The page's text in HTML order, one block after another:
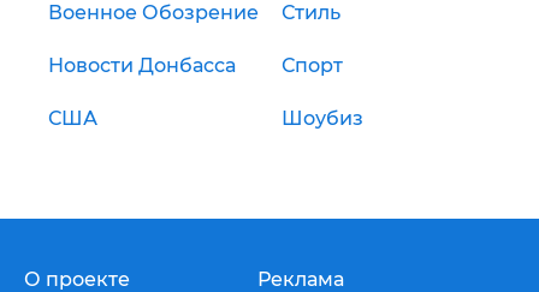
Военное Обозрение Стиль
Новости Донбасса Спорт
США Шоубиз
О проекте Реклама